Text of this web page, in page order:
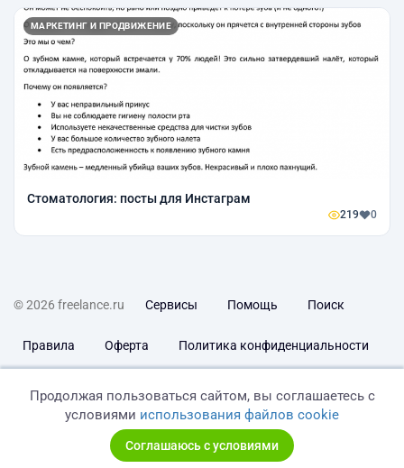
МАРКЕТИНГ И ПРОДВИЖЕНИЕ
Стоматология: посты для Инстаграм
219 0
© 2026 freelance.ru Сервисы Помощь Поиск
Правила Оферта Политика конфиденциальности
Продолжая пользоваться сайтом, вы соглашаетесь с
условиями использования файлов cookie
Соглашаюсь с условиями